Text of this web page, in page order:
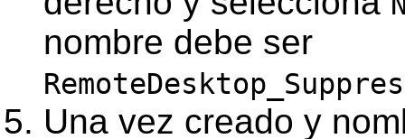
nombre debe ser
Una vez creado y